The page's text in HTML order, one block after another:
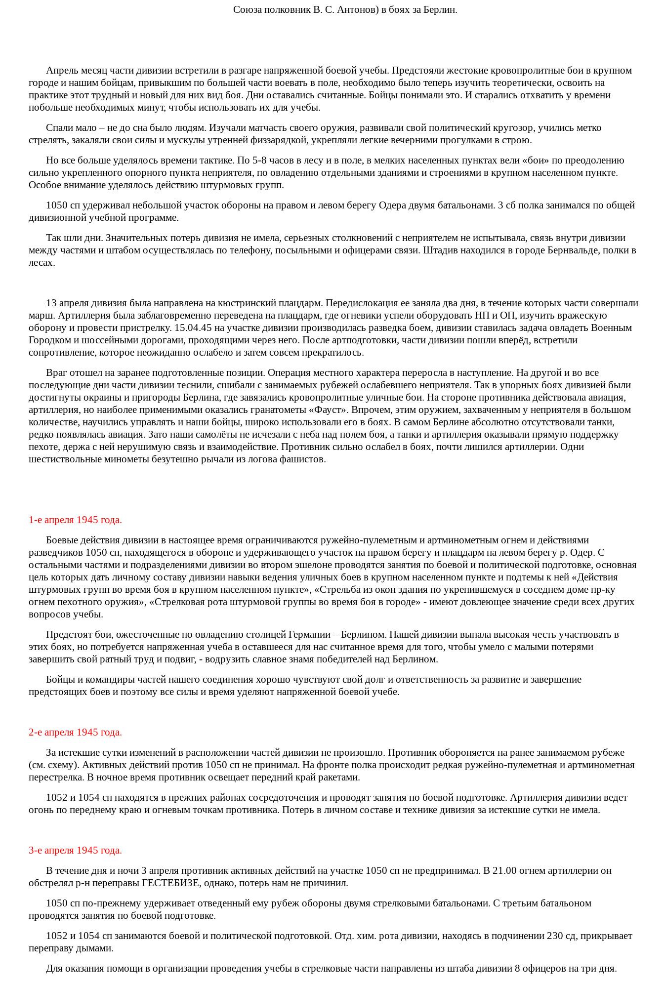
Союза полковник В. С. Антонов) в боях за Берлин.
Апрель месяц части дивизии встретили в разгаре напряженной боевой учебы. Предстояли жестокие кровопролитные бои в крупном
городе и нашим бойцам, привыкшим по большей части воевать в поле, необходимо было теперь изучить теоретически, освоить на
практике этот трудный и новый для них вид боя. Дни оставались считанные. Бойцы понимали это. И старались отхватить у времени
побольше необходимых минут, чтобы использовать их для учебы.
Спали мало – не до сна было людям. Изучали матчасть своего оружия, развивали свой политический кругозор, учились метко
стрелять, закаляли свои силы и мускулы утренней физзарядкой, укрепляли легкие вечерними прогулками в строю.
Но все больше уделялось времени тактике. По 5-8 часов в лесу и в поле, в мелких населенных пунктах вели «бои» по преодолению
сильно укрепленного опорного пункта неприятеля, по овладению отдельными зданиями и строениями в крупном населенном пункте.
Особое внимание уделялось действию штурмовых групп.
1050 сп удерживал небольшой участок обороны на правом и левом берегу Одера двумя батальонами. 3 сб полка занимался по общей
дивизионной учебной программе.
Так шли дни. Значительных потерь дивизия не имела, серьезных столкновений с неприятелем не испытывала, связь внутри дивизии
между частями и штабом осуществлялась по телефону, посыльными и офицерами связи. Штадив находился в городе Бернвальде, полки в
лесах.
13 апреля дивизия была направлена на кюстринский плацдарм. Передислокация ее заняла два дня, в течение которых части совершали
марш. Артиллерия была заблаговременно переведена на плацдарм, где огневики успели оборудовать НП и ОП, изучить вражескую
оборону и провести пристрелку. 15.04.45 на участке дивизии производилась разведка боем, дивизии ставилась задача овладеть Военным
Городком и шоссейными дорогами, проходящими через него. После артподготовки, части дивизии пошли вперёд, встретили
сопротивление, которое неожиданно ослабело и затем совсем прекратилось.
Враг отошел на заранее подготовленные позиции. Операция местного характера переросла в наступление. На другой и во все
последующие дни части дивизии теснили, сшибали с занимаемых рубежей ослабевшего неприятеля. Так в упорных боях дивизией были
достигнуты окраины и пригороды Берлина, где завязались кровопролитные уличные бои. На стороне противника действовала авиация,
артиллерия, но наиболее применимыми оказались гранатометы «Фауст». Впрочем, этим оружием, захваченным у неприятеля в большом
количестве, научились управлять и наши бойцы, широко использовали его в боях. В самом Берлине абсолютно отсутствовали танки,
редко появлялась авиация. Зато наши самолёты не исчезали с неба над полем боя, а танки и артиллерия оказывали прямую поддержку
пехоте, держа с ней нерушимую связь и взаимодействие. Противник сильно ослабел в боях, почти лишился артиллерии. Одни
шестиствольные минометы безутешно рычали из логова фашистов.
1-е апреля 1945 года.
Боевые действия дивизии в настоящее время ограничиваются ружейно-пулеметным и артминометным огнем и действиями
разведчиков 1050 сп, находящегося в обороне и удерживающего участок на правом берегу и плацдарм на левом берегу р. Одер. С
остальными частями и подразделениями дивизии во втором эшелоне проводятся занятия по боевой и политической подготовке, основная
цель которых дать личному составу дивизии навыки ведения уличных боев в крупном населенном пункте и подтемы к ней «Действия
штурмовых групп во время боя в крупном населенном пункте», «Стрельба из окон здания по укрепившемуся в соседнем доме пр-ку
огнем пехотного оружия», «Стрелковая рота штурмовой группы во время боя в городе» - имеют довлеющее значение среди всех других
вопросов учебы.
Предстоят бои, ожесточенные по овладению столицей Германии – Берлином. Нашей дивизии выпала высокая честь участвовать в
этих боях, но потребуется напряженная учеба в оставшееся для нас считанное время для того, чтобы умело с малыми потерями
завершить свой ратный труд и подвиг, - водрузить славное знамя победителей над Берлином.
Бойцы и командиры частей нашего соединения хорошо чувствуют свой долг и ответственность за развитие и завершение
предстоящих боев и поэтому все силы и время уделяют напряженной боевой учебе.
2-е апреля 1945 года.
За истекшие сутки изменений в расположении частей дивизии не произошло. Противник обороняется на ранее занимаемом рубеже
(см. схему). Активных действий против 1050 сп не принимал. На фронте полка происходит редкая ружейно-пулеметная и артминометная
перестрелка. В ночное время противник освещает передний край ракетами.
1052 и 1054 сп находятся в прежних районах сосредоточения и проводят занятия по боевой подготовке. Артиллерия дивизии ведет
огонь по переднему краю и огневым точкам противника. Потерь в личном составе и технике дивизия за истекшие сутки не имела.
3-е апреля 1945 года.
В течение дня и ночи 3 апреля противник активных действий на участке 1050 сп не предпринимал. В 21.00 огнем артиллерии он
обстрелял р-н переправы ГЕСТЕБИЗЕ, однако, потерь нам не причинил.
1050 сп по-прежнему удерживает отведенный ему рубеж обороны двумя стрелковыми батальонами. С третьим батальоном
проводятся занятия по боевой подготовке.
1052 и 1054 сп занимаются боевой и политической подготовкой. Отд. хим. рота дивизии, находясь в подчинении 230 сд, прикрывает
переправу дымами.
Для оказания помощи в организации проведения учебы в стрелковые части направлены из штаба дивизии 8 офицеров на три дня.